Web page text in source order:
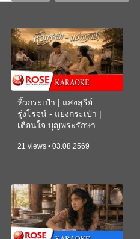
หิ้วกระเป๋า | แสงสุรีย์
รุ่งโรจน์ - แย่งกระเป๋า |
เตือนใจ บุญพระรักษา
21 views • 03.08.2569